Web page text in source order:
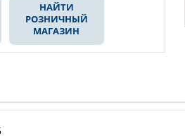
НАЙТИ
РОЗНИЧНЫЙ
МАГАЗИН